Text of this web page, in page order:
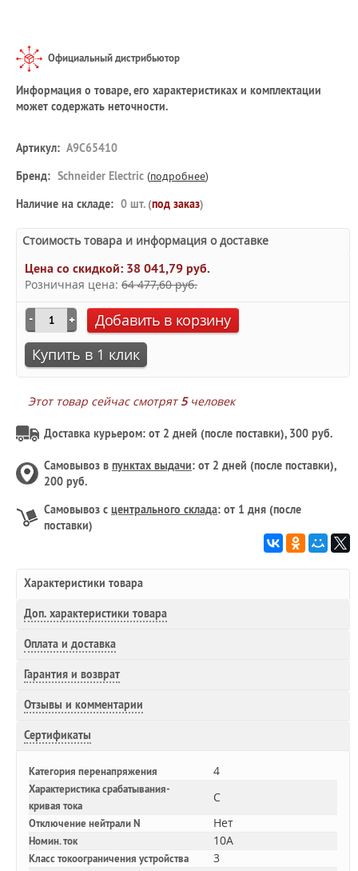
Официальный дистрибьютор
Информация о товаре, его характеристиках и комплектации
может содержать неточности.
Артикул: A9C65410
Бренд: Schneider Electric (подробнее)
Наличие на складе: 0 шт. (под заказ)
Стоимость товара и информация о доставке
Цена со скидкой: 38 041,79 руб.
Розничная цена: 64 477,60 руб.
Добавить в корзину
Купить в 1 клик
Этот товар сейчас смотрят 5человек
Доставка курьером: от 2 дней (после поставки), 300 руб.
Самовывоз в пунктах выдачи: от 2 дней (после поставки),
200 руб.
Самовывоз с центрального склада: от 1 дня (после
поставки)
Характеристики товара
Доп. характеристики товара
Оплата и доставка
Гарантия и возврат
Отзывы и комментарии
Сертификаты
Категория перенапряжения 4
Характеристика срабатывания-
кривая тока
C
Отключение нейтрали N Нет
Номин. ток 10A
Класс токоограничения устройства 3